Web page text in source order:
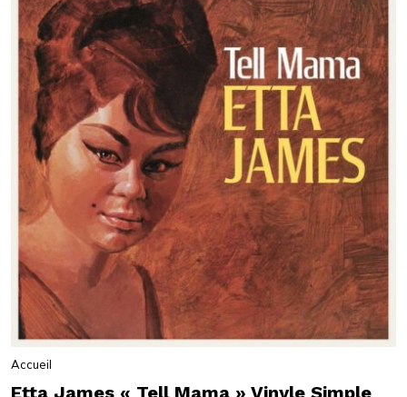
Accueil